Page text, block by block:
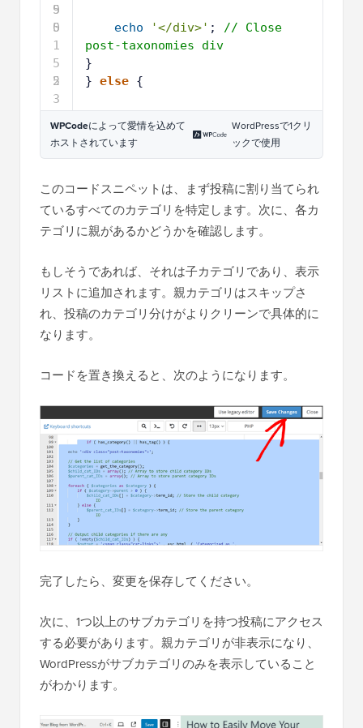
9
5
0
5
1
5
2
5
3
echo '</div>' ; // Close
post-taxonomies div
}
} else {
WPCodeによって愛情を込めて
ホストされています
WordPressで1クリ
ックで使用
このコードスニペットは、まず投稿に割り当てられ
ているすべてのカテゴリを特定します。次に、各カ
テゴリに親があるかどうかを確認します。
もしそうであれば、それは子カテゴリであり、表示
リストに追加されます。親カテゴリはスキップさ
れ、投稿のカテゴリ分けがよりクリーンで具体的に
なります。
コードを置き換えると、次のようになります。
完了したら、変更を保存してください。
次に、1つ以上のサブカテゴリを持つ投稿にアクセス
する必要があります。親カテゴリが非表示になり、
WordPressがサブカテゴリのみを表示していること
がわかります。